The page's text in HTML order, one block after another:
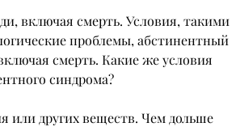
включая смерть. Условия, такими
проблемы, абстинентный
смерть. Какие же условия
синдрома?
или других веществ. Чем дольше